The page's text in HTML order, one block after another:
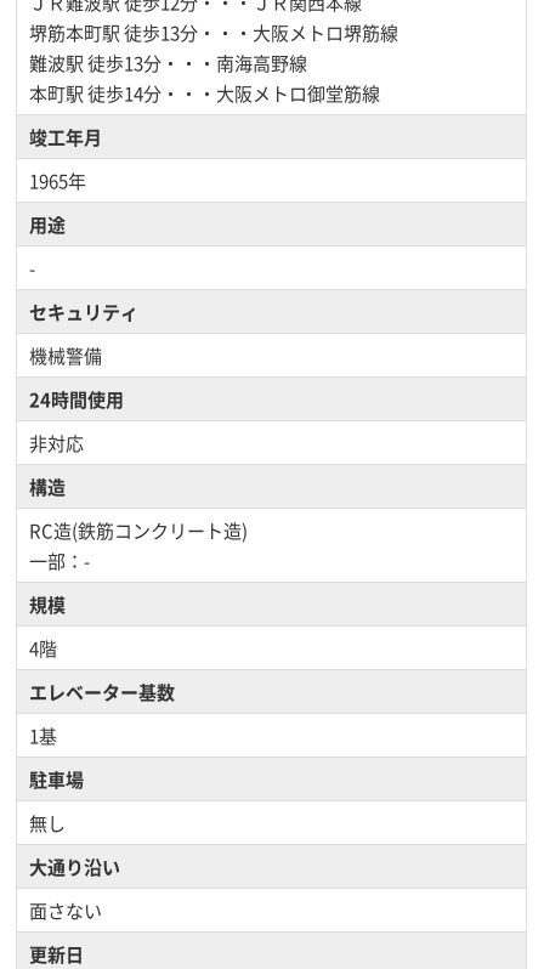
堺筋本町駅徒歩13分・・・大阪メトロ堺筋線
難波駅徒歩13分・・・南海高野線
本町駅徒歩14分・・・大阪メトロ御堂筋線
竣工年月
1965年
用途
-
セキュリティ
機械警備
24時間使用
非対応
構造
RC造(鉄筋コンクリート造)
一部：-
規模
4階
エレベーター基数
1基
駐車場
無し
大通り沿い
面さない
更新日